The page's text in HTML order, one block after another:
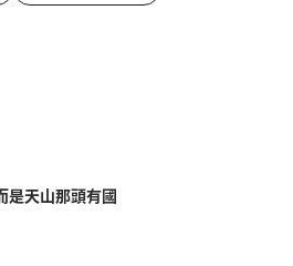
是天山那頭有國